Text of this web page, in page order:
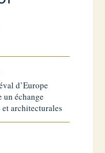
d’Europe
un échange
architecturales